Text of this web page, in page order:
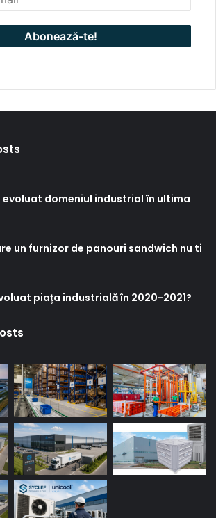
evoluat domeniul industrial în ultima
un furnizor de panouri sandwich nu ti
piața industrială în 2020-2021?